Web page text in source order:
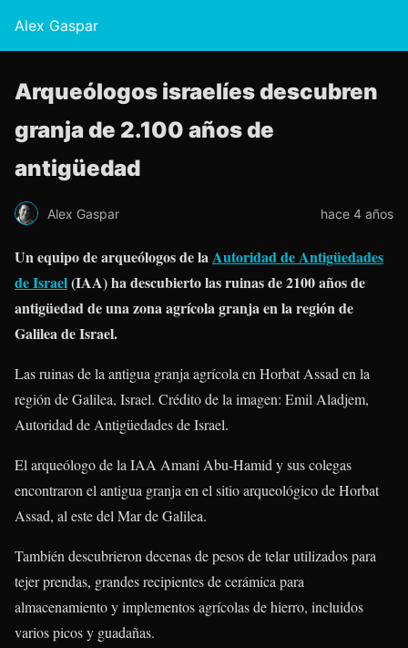
Alex Gaspar
Arqueólogos israelíes descubren
granja de 2.100 años de
antigüedad
Alex Gaspar hace 4 años
Un equipo de arqueólogos de laAutoridad de Antigüedades
de Israel(IAA) ha descubierto las ruinas de 2100 años de
antigüedad de una zona agrícola granja en la región de
Galilea de Israel.
Las ruinas de la antigua granja agrícola en Horbat Assad en la
región de Galilea, Israel. Crédito de la imagen: Emil Aladjem,
Autoridad de Antigüedades de Israel.
El arqueólogo de la IAA Amani Abu-Hamid y sus colegas
encontraron el antigua granja en el sitio arqueológico de Horbat
Assad, al este del Mar de Galilea.
También descubrieron decenas de pesos de telar utilizados para
tejer prendas, grandes recipientes de cerámica para
almacenamiento y implementos agrícolas de hierro, incluidos
varios picos y guadañas.